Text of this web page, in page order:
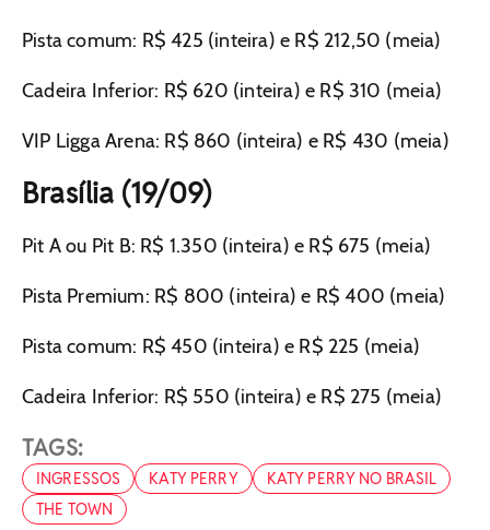
Pista comum: R$ 425 (inteira) e R$ 212,50 (meia)
Cadeira Inferior: R$ 620 (inteira) e R$ 310 (meia)
VIP Ligga Arena: R$ 860 (inteira) e R$ 430 (meia)
Brasília (19/09)
Pit A ou Pit B: R$ 1.350 (inteira) e R$ 675 (meia)
Pista Premium: R$ 800 (inteira) e R$ 400 (meia)
Pista comum: R$ 450 (inteira) e R$ 225 (meia)
Cadeira Inferior: R$ 550 (inteira) e R$ 275 (meia)
TAGS:
INGRESSOS KATY PERRY
KATY PERRY NO BRASIL
THE TOWN